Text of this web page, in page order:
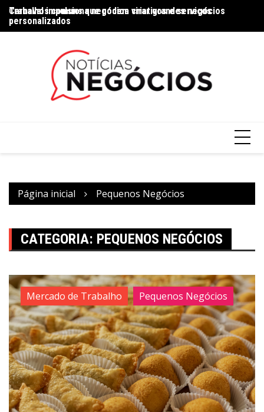
Trabalhos comuns que podem virar grandes negócios
Carnaval impulsiona negócios criativos e serviços
personalizados
Página inicial Pequenos Negócios
CATEGORIA: PEQUENOS NEGÓCIOS
Mercado de Trabalho Pequenos Negócios